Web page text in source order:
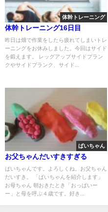
体幹トレーニング
体幹トレーニング16日目
昨日は畑で作業をしたら疲れてしまいトレ
ーニングをお休みしました。今回はサイド
を鍛えます。 レッグアップサイドプラン
クやサイドプランク、サイド...
ぱいちゃん
お父ちゃんだいすきすぎる
ぱいちゃんです。よろしくね。お父ちゃん
だいすき。 「ぱいちゃんを紹介します」
お母ちゃん 朝おきたとき「おっぱいー
ー」と母を呼ぶ４歳です。好き...